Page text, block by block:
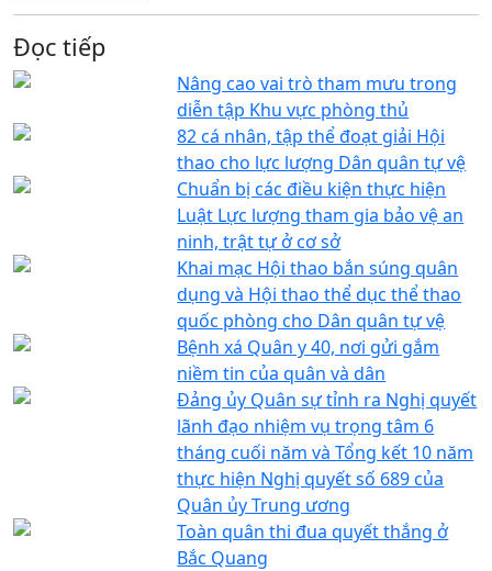
Đọc tiếp
Nâng cao vai trò tham mưu trong
diễn tập Khu vực phòng thủ
82 cá nhân, tập thể đoạt giải Hội
thao cho lực lượng Dân quân tự vệ
Chuẩn bị các điều kiện thực hiện
Luật Lực lượng tham gia bảo vệ an
ninh, trật tự ở cơ sở
Khai mạc Hội thao bắn súng quân
dụng và Hội thao thể dục thể thao
quốc phòng cho Dân quân tự vệ
Bệnh xá Quân y 40, nơi gửi gắm
niềm tin của quân và dân
Đảng ủy Quân sự tỉnh ra Nghị quyết
lãnh đạo nhiệm vụ trọng tâm 6
tháng cuối năm và Tổng kết 10 năm
thực hiện Nghị quyết số 689 của
Quân ủy Trung ương
Toàn quân thi đua quyết thắng ở
Bắc Quang